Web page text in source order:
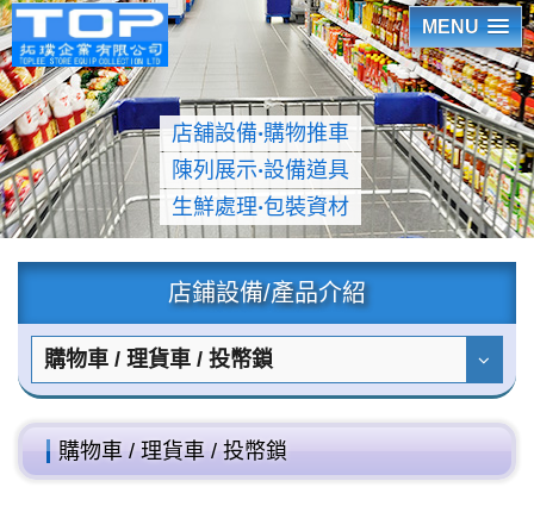
MENU
店舖設備‧購物推車
陳列展示‧設備道具
生鮮處理‧包裝資材
店鋪設備/產品介紹
購物車 / 理貨車 / 投幣鎖
購物車 / 理貨車 / 投幣鎖